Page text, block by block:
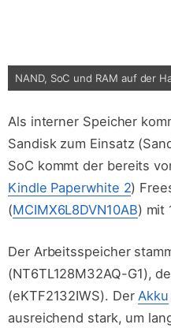
NAND, SoC und RAM auf der
Als interner Speicher
Sandisk zum Einsatz
SoC kommt der bereits
Kindle Paperwhite 2)
(MCIMX6L8DVN10AB) mit
Der Arbeitsspeicher
(NT6TL128M32AQ-G1),
(eKTF2132IWS). DerAkku
ausreichend stark, um